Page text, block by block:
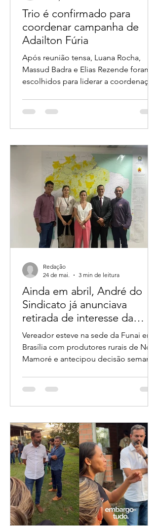
Trio é confirmado para
coordenar campanha de
Adailton Fúria
Após reunião tensa, Luana Rocha,
Massud Badra e Elias Rezende foram
escolhidos para liderar a coordenação
da candidatura ao Governo de
11 de jun.
1 min de leitura
Ainda em abril, André do
Sindicato já anunciava
retirada de interesse da
Funai sobre glebas em
Rondônia
Vereador esteve na sede da Funai em
Brasília com produtores rurais de Nova
Mamoré e antecipou decisão semanas
antes de deputados divulgarem o caso
pela “paternidade” da retirada do
interesse da Fundação Nacional dos
Povos Indígenas (Funai) sobre glebas
federais em Rondônia ganhou novos
capítulos após produtores rurais e
lideranças de Nova Mamoré
relembrarem que o vereador André do
Sindicato já tratava
24 de mai.
3 min de leitura